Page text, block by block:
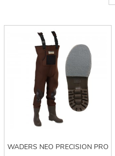
WADERS NEO PRECISION PRO